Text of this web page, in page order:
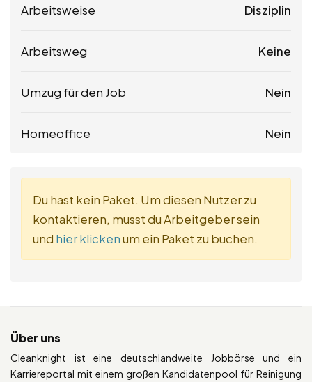
Arbeitsweise Disziplin
Arbeitsweg Keine
Umzug für den Job Nein
Homeoffice Nein
Du hast kein Paket. Um diesen Nutzer zu
kontaktieren, musst du Arbeitgeber sein
und hier klickenum ein Paket zu buchen.
Über uns
Cleanknight ist eine deutschlandweite Jobbörse und ein
Karriereportal mit einem großen Kandidatenpool für Reinigung